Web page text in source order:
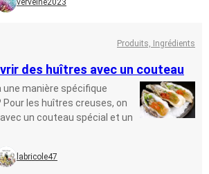
verveine2023
Produits, Ingrédients
des huîtres avec un couteau
une manière spécifique
Pour les huîtres creuses, on
un couteau spécial et un
labricole47